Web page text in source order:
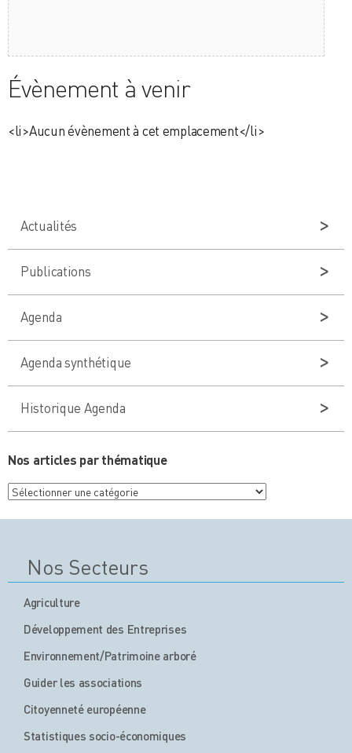
Évènement à venir
<li>Aucun évènement à cet emplacement</li>
Actualités
Publications
Agenda
Agenda synthétique
Historique Agenda
Nos articles par thématique
Nos
articles
Nos Secteurs
Agriculture
Développement des Entreprises
Environnement/Patrimoine arboré
Guider les associations
Citoyenneté européenne
Statistiques socio-économiques